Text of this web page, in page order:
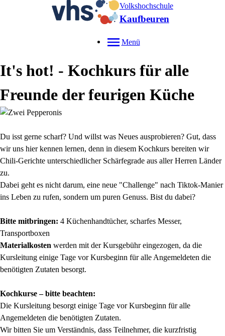
Volkshochschule
Kaufbeuren
Menü
It's hot! - Kochkurs für alle
Freunde der feurigen Küche
Du isst gerne scharf? Und willst was Neues ausprobieren? Gut, dass
wir uns hier kennen lernen, denn in diesem Kochkurs bereiten wir
Chili-Gerichte unterschiedlicher Schärfegrade aus aller Herren Länder
zu.
Dabei geht es nicht darum, eine neue "Challenge" nach Tiktok-Manier
ins Leben zu rufen, sondern um puren Genuss. Bist du dabei?
Bitte mitbringen: 4 Küchenhandtücher, scharfes Messer,
Transportboxen
Materialkosten werden mit der Kursgebühr eingezogen, da die
Kursleitung einige Tage vor Kursbeginn für alle Angemeldeten die
benötigten Zutaten besorgt.
Kochkurse – bitte beachten:
Die Kursleitung besorgt einige Tage vor Kursbeginn für alle
Angemeldeten die benötigten Zutaten.
Wir bitten Sie um Verständnis, dass Teilnehmer, die kurzfristig